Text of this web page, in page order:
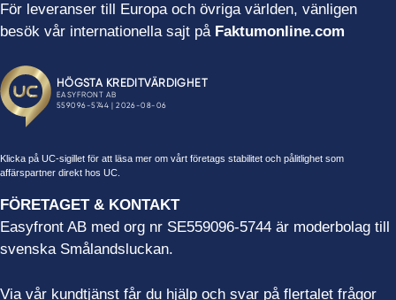
För leveranser till Europa och övriga världen, vänligen
besök vår internationella sajt på Faktumonline.com
Klicka på UC-sigillet för att läsa mer om vårt företags stabilitet och pålitlighet som
affärspartner direkt hos UC.
FÖRETAGET & KONTAKT
Easyfront AB med org nr SE559096-5744 är moderbolag till
svenska Smålandsluckan.
Via vår kundtjänst får du hjälp och svar på flertalet frågor